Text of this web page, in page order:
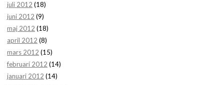
juli 2012 (18)
juni 2012 (9)
maj 2012 (18)
april 2012 (8)
mars 2012 (15)
februari 2012 (14)
januari 2012 (14)